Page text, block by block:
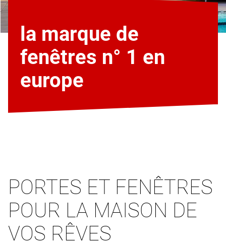
la marque de
fenêtres n° 1 en
europe
PORTES ET FENÊTRES
POUR LA MAISON DE
VOS RÊVES